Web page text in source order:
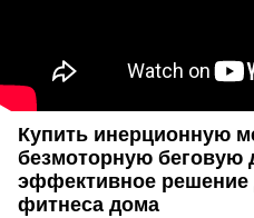
Купить инерционную
безмоторную беговую
эффективное решение
фитнеса дома